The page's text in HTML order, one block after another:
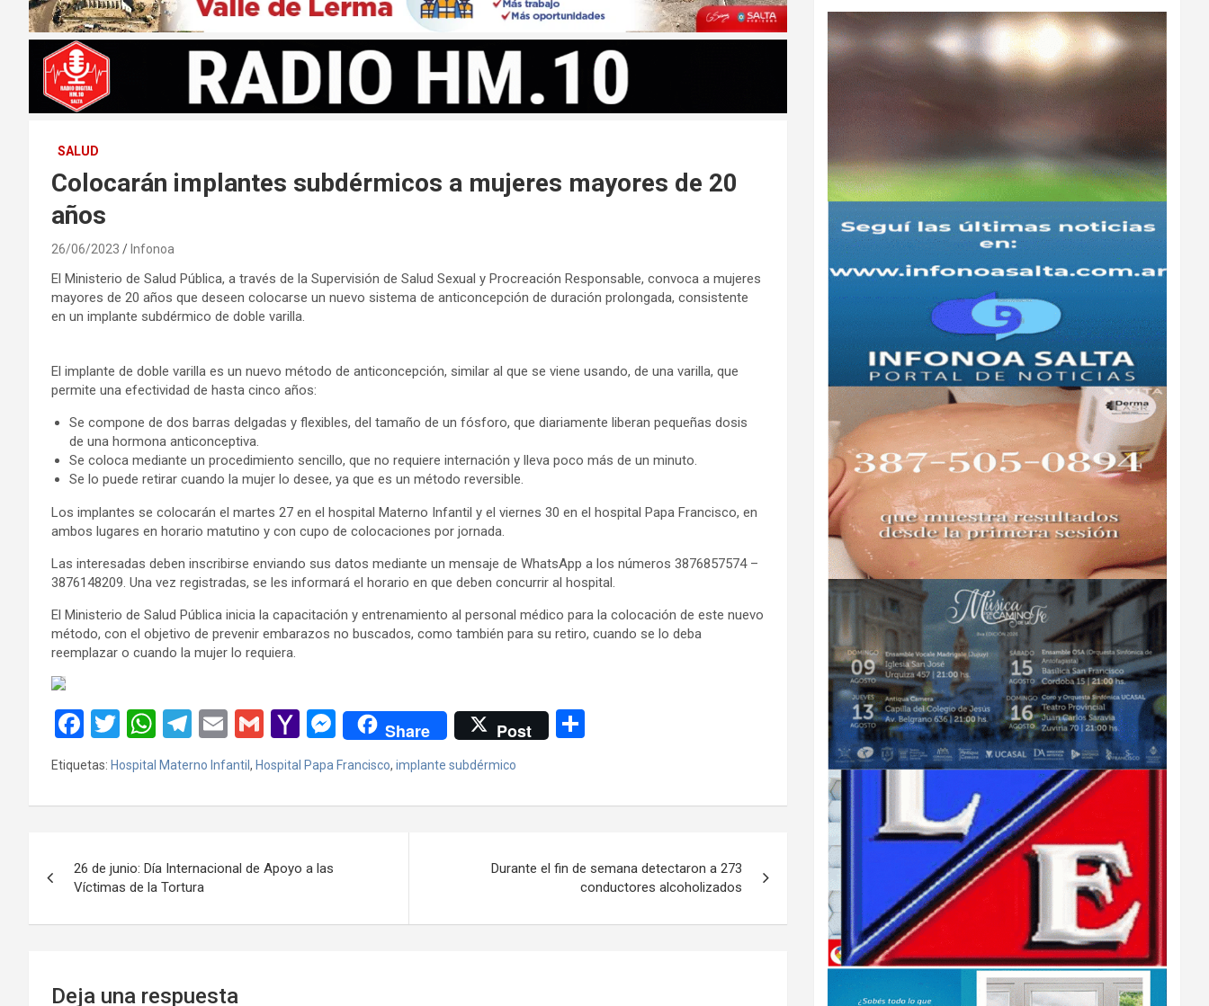
SALUD
Colocarán implantes subdérmicos a mujeres mayores de 20
años
26/06/2023 Infonoa
El Ministerio de Salud Pública, a través de la Supervisión de Salud Sexual y Procreación Responsable, convoca a mujeres
mayores de 20 años que deseen colocarse un nuevo sistema de anticoncepción de duración prolongada, consistente
en un implante subdérmico de doble varilla.
El implante de doble varilla es un nuevo método de anticoncepción, similar al que se viene usando, de una varilla, que
permite una efectividad de hasta cinco años:
Se compone de dos barras delgadas y flexibles, del tamaño de un fósforo, que diariamente liberan pequeñas dosis
de una hormona anticonceptiva.
Se coloca mediante un procedimiento sencillo, que no requiere internación y lleva poco más de un minuto.
Se lo puede retirar cuando la mujer lo desee, ya que es un método reversible.
Los implantes se colocarán el martes 27 en el hospital Materno Infantil y el viernes 30 en el hospital Papa Francisco, en
ambos lugares en horario matutino y con cupo de colocaciones por jornada.
Las interesadas deben inscribirse enviando sus datos mediante un mensaje de WhatsApp a los números 3876857574 –
3876148209. Una vez registradas, se les informará el horario en que deben concurrir al hospital.
El Ministerio de Salud Pública inicia la capacitación y entrenamiento al personal médico para la colocación de este nuevo
método, con el objetivo de prevenir embarazos no buscados, como también para su retiro, cuando se lo deba
reemplazar o cuando la mujer lo requiera.
F
a
ce
b
o
k
T
wi
tt
er
W
h
at
s
p
p
T
el
e
gr
m
E
m
ail
G
m
ail
Y
a
h
o
M
M
es
se
n
Share Post
p
tir
Etiquetas: Hospital Materno Infantil, Hospital Papa Francisco, implante subdérmico
de
entradas
26 de junio: Día Internacional de Apoyo a las
Víctimas de la Tortura
Durante el fin de semana detectaron a 273
conductores alcoholizados
Deja una respuesta